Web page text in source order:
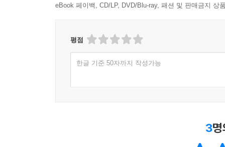
eBook 페이백, CD/LP, DVD/Blu-ray, 패션 및 판매금지 상
평점
한글 기준 50자까지 작성가능
3